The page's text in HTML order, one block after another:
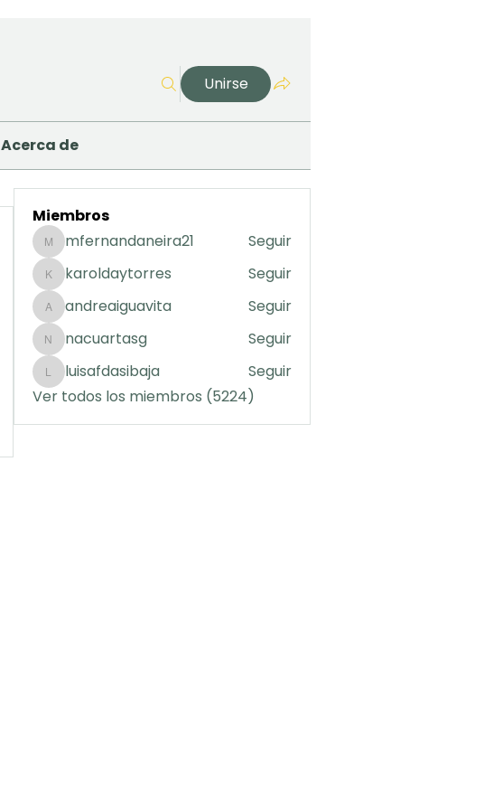
Unirse
Acerca de
Miembros
mfernandaneira21
mfernandaneira21 Seguir
karoldaytorres
karoldaytorres Seguir
andreaiguavita
andreaiguavita Seguir
nacuartasg
nacuartasg Seguir
luisafdasibaja
luisafdasibaja
Seguir
Ver todos los miembros (5224)